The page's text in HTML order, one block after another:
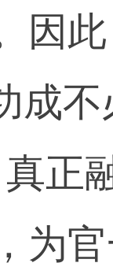
因
成
正
为